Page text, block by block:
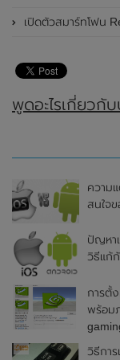
เปิดตัวสมาร์ทโฟน
พูดอะไรเกี่ยวกั
ความ
สนใจ
ปัญหา
วิธีแก้
การตั้
พร้อม
วิธีกา